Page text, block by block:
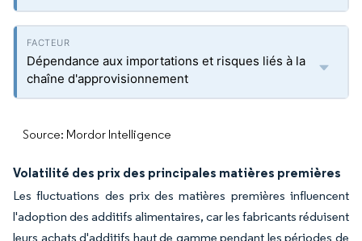
Dépendance aux importations et risques liés à la
chaîne d'approvisionnement
Source: Mordor Intelligence
Volatilité des prix des principales matières premières
Les fluctuations des prix des matières premières influencent
l'adoption des additifs alimentaires, car les fabricants réduisent
leurs achats d'additifs haut de gamme pendant les périodes de